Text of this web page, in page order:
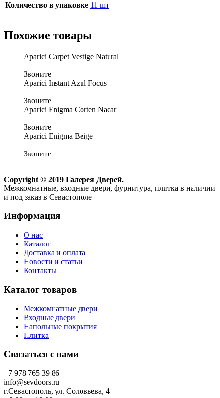
Количество в упаковке 11 шт
Похожие товары
Aparici Carpet Vestige Natural
Звоните
Aparici Instant Azul Focus
Звоните
Aparici Enigma Corten Nacar
Звоните
Aparici Enigma Beige
Звоните
Copyright © 2019 Галерея Дверей.
Межкомнатные, входные двери, фурнитура, плитка в наличии
и под заказ в Севастополе
Информация
О нас
Каталог
Доставка и оплата
Новости и статьи
Контакты
Каталог товаров
Межкомнатные двери
Входные двери
Напольные покрытия
Плитка
Связаться с нами
+7 978 765 39 86
info@sevdoors.ru
г.Севастополь, ул. Соловьева, 4